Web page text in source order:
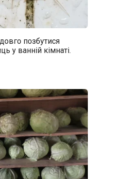
позбутися
у ванній кімнаті.